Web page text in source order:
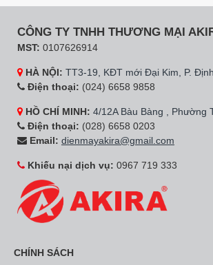
Hãng: Ariston Mã SP: PRO-R80V 2.5FE
Bình tắm nóng lạnh
Ariston PRO-R80V 2.5FE
80 Lít
5.300.000đ
Ariston
4.290.000đ